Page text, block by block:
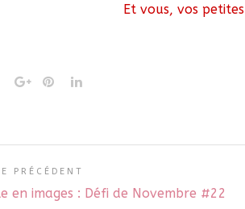
Et vous, vos
PRÉCÉDENT
en images : Défi de Novembre #22